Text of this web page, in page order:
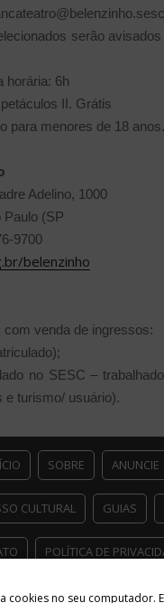
cookies no seu computador.
serão
horária: 6h
II. Grátis
para menores de 18 anos.
Adelino, 1000
Paulo (SP
9700
belenzinho
com venda de ingressos:
no SESC –
e turismo/ usuário).
SOBRE ANUNCIE
CULTURAL GUIAS
POLÍTICA DE
Facebook
TwitterInstagram